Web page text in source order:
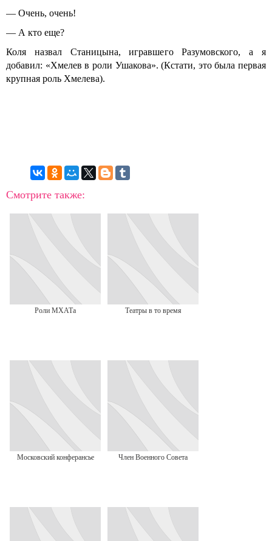
— Очень, очень!
— А кто еще?
Коля назвал Станицына, игравшего Разумовского, а я
добавил: «Хмелев в роли Ушакова». (Кстати, это была первая
крупная роль Хмелева).
Смотрите также:
Роли МХАТа Театры в то время
Московский конферансье Член Военного Совета